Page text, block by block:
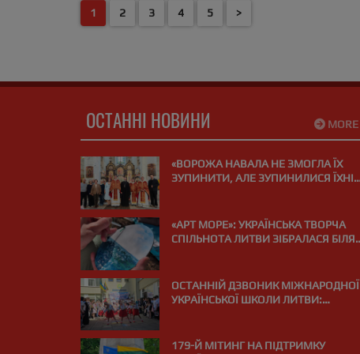
1 2 3 4 5 >
MORE
ОСТАННІ НОВИНИ
«ВОРОЖА НАВАЛА НЕ ЗМОГЛА ЇХ
ЗУПИНИТИ, АЛЕ ЗУПИНИЛИСЯ ЇХНІ
«АРТ МОРЕ»: УКРАЇНСЬКА ТВОРЧА
СПІЛЬНОТА ЛИТВИ ЗІБРАЛАСЯ БІЛЯ
ОСТАННІЙ ДЗВОНИК МІЖНАРОДНОЇ
УКРАЇНСЬКОЇ ШКОЛИ ЛИТВИ:
179-Й МІТИНГ НА ПІДТРИМКУ